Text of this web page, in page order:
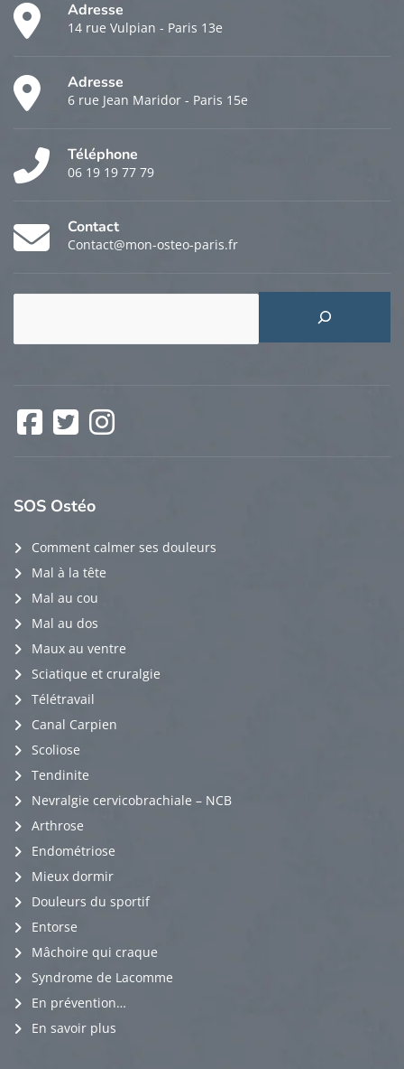
Adresse
14 rue Vulpian - Paris 13e
Adresse
6 rue Jean Maridor - Paris 15e
Téléphone
06 19 19 77 79
Contact
Contact@mon-osteo-paris.fr
Facebook
SOS Ostéo
Comment calmer ses douleurs
Mal à la tête
Mal au cou
Mal au dos
Maux au ventre
Sciatique et cruralgie
Télétravail
Canal Carpien
Scoliose
Tendinite
Nevralgie cervicobrachiale – NCB
Arthrose
Endométriose
Mieux dormir
Douleurs du sportif
Entorse
Mâchoire qui craque
Syndrome de Lacomme
En prévention…
En savoir plus